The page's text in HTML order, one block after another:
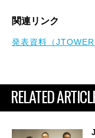
関連リンク
発表資料（JTOWER
RELATED